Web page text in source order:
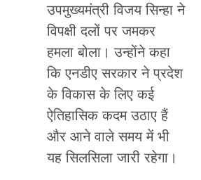
उपमुख्यमंत्री विजय सिन्हा ने
विपक्षी दलों पर जमकर
हमला बोला। उन्होंने कहा
कि एनडीए सरकार ने प्रदेश
के विकास के लिए कई
ऐतिहासिक कदम उठाए हैं
और आने वाले समय में भी
यह सिलसिला जारी रहेगा।